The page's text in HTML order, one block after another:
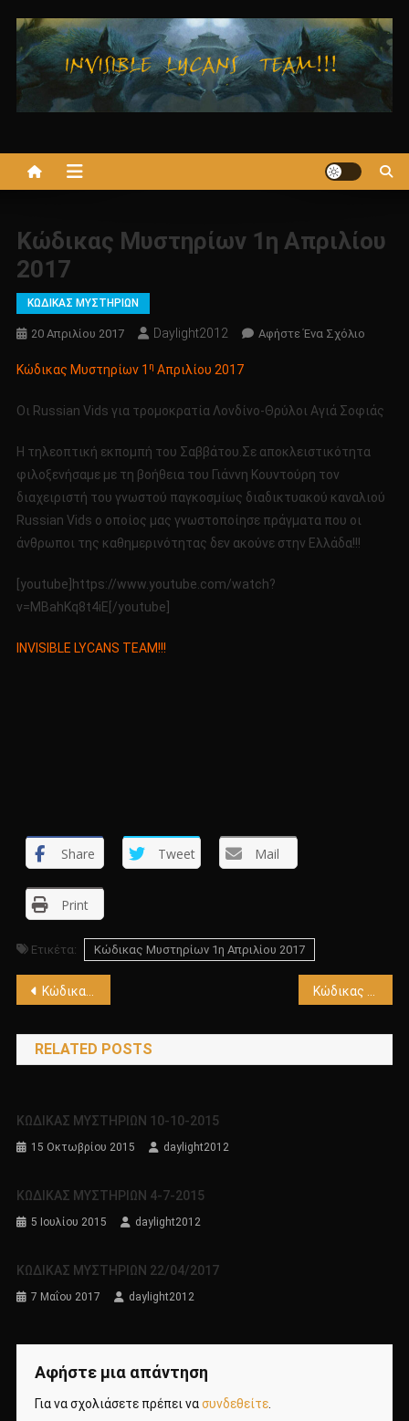
στο
περιεχόμενο
Κώδικας Μυστηρίων 1η Απριλίου
2017
ΚΩΔΙΚΑΣ ΜΥΣΤΗΡΙΩΝ
20 Απριλίου 2017 Daylight2012 Αφήστε Ένα ΣχόλιοΓια
1η
2017
Κώδικας Μυστηρίων 1 η Απριλίου 2017
Οι Russian Vids για τρομοκρατία Λονδίνο-Θρύλοι Αγιά Σοφιάς
H τηλεοπτική εκπομπή του Σαββάτου.Σε αποκλειστικότητα
φιλοξενήσαμε με τη βοήθεια του Γιάννη Κουντούρη τον
διαχειριστή του γνωστού παγκοσμίως διαδικτυακού καναλιού
Russian Vids o οποίος μας γνωστοποίησε πράγματα που οι
άνθρωποι της καθημερινότητας δεν ακούνε στην Ελλάδα!!!
[youtube]https://www.youtube.com/watch?
v=MBahKq8t4iE[/youtube]
INVISIBLE LYCANS TEAM!!!
Share Tweet Mail
Print
Ετικέτα: Κώδικας Μυστηρίων 1η Απριλίου 2017
Πλοήγηση
άρθρων
Κώδικας Μυστηρίων 31-03-2017
RELATED POSTS
KΩΔΙΚΑΣ ΜΥΣΤΗΡΙΩΝ 10-10-2015
15 Οκτωβρίου 2015 daylight2012
ΚΩΔΙΚΑΣ ΜΥΣΤΗΡΙΩΝ 4-7-2015
5 Ιουλίου 2015 daylight2012
ΚΩΔΙΚΑΣ ΜΥΣΤΗΡΙΩΝ 22/04/2017
7 Μαΐου 2017 daylight2012
Αφήστε μια απάντηση
Για να σχολιάσετε πρέπει νασυνδεθείτε.